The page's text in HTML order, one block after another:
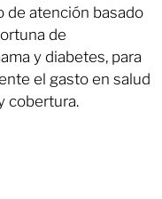
de atención basado
de
y diabetes, para
el gasto en salud
cobertura.